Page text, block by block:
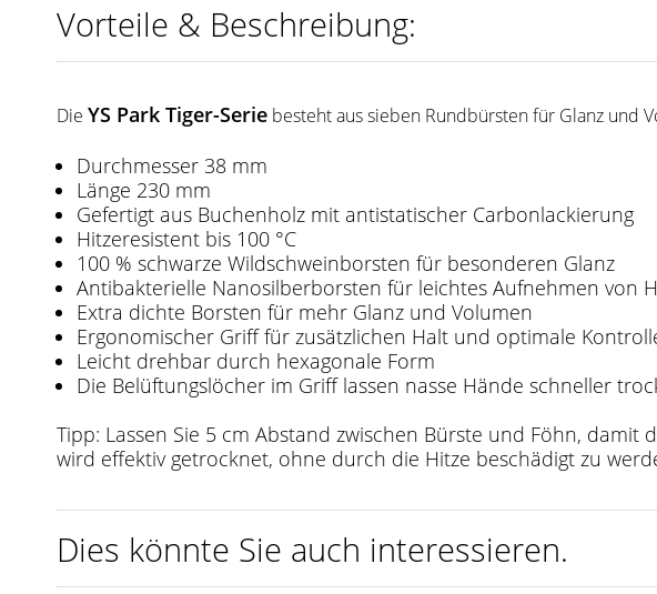
Vorteile & Beschreibung:
Die YS Park Tiger-Serie besteht aus sieben Rundbürsten für Glanz und
Durchmesser 38 mm
Länge 230 mm
Gefertigt aus Buchenholz mit antistatischer Carbonlackierung
Hitzeresistent bis 100 °C
100 % schwarze Wildschweinborsten für besonderen Glanz
Antibakterielle Nanosilberborsten für leichtes Aufnehmen von
Extra dichte Borsten für mehr Glanz und Volumen
Ergonomischer Griff für zusätzlichen Halt und optimale
Leicht drehbar durch hexagonale Form
Die Belüftungslöcher im Griff lassen nasse Hände schneller
Tipp: Lassen Sie 5 cm Abstand zwischen Bürste und Föhn,
wird effektiv getrocknet, ohne durch die Hitze beschädigt zu
Dies könnte Sie auch interessieren.